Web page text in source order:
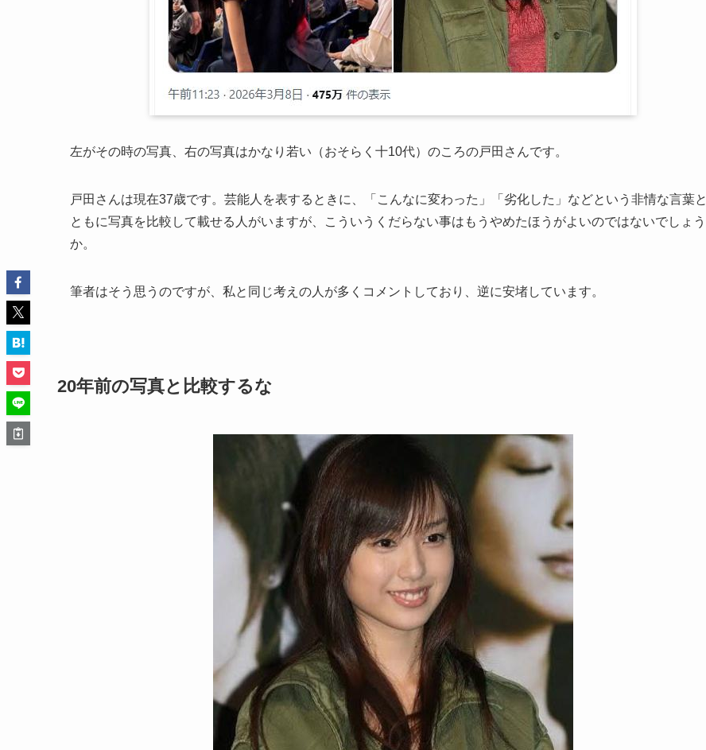
左がその時の写真、右の写真はかなり若い（おそらく十10代）のころの戸田さんです。
戸田さんは現在37歳です。芸能人を表するときに、「こんなに変わった」「劣化した」などという非情な言葉と
ともに写真を比較して載せる人がいますが、こういうくだらない事はもうやめたほうがよいのではないでしょう
か。
筆者はそう思うのですが、私と同じ考えの人が多くコメントしており、逆に安堵しています。
20年前の写真と比較するな